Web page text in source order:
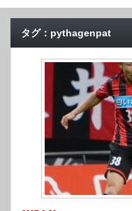
タグ：pythagenpat